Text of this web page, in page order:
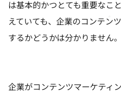
は基本的かつとても重要なこ
えていても、企業のコンテン
するかどうかは分かりません。
企業がコンテンツマーケティ